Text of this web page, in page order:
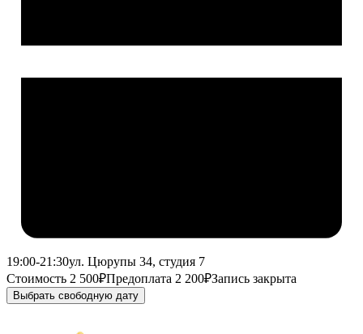
19:00-21:30ул. Цюрупы 34, студия 7
Стоимость 2 500₽Предоплата 2 200₽Запись закрыта
Выбрать свободную дату